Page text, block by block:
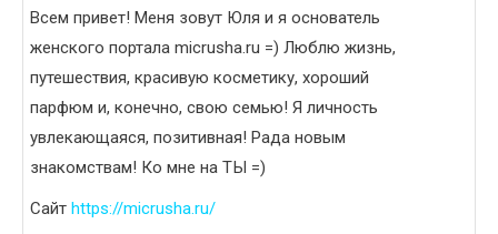
Всем привет! Меня зовут Юля и я основатель
женского портала micrusha.ru =) Люблю жизнь,
путешествия, красивую косметику, хороший
парфюм и, конечно, свою семью! Я личность
увлекающаяся, позитивная! Рада новым
знакомствам! Ко мне на ТЫ =)
Сайт https://micrusha.ru/